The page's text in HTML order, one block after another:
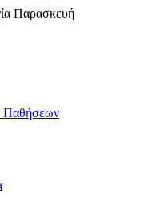
Παρασκευή
Παθήσεων